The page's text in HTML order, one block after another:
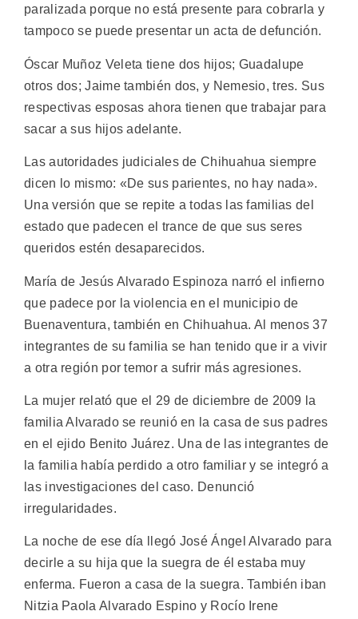
paralizada porque no está presente para cobrarla y
tampoco se puede presentar un acta de defunción.
Óscar Muñoz Veleta tiene dos hijos; Guadalupe
otros dos; Jaime también dos, y Nemesio, tres. Sus
respectivas esposas ahora tienen que trabajar para
sacar a sus hijos adelante.
Las autoridades judiciales de Chihuahua siempre
dicen lo mismo: «De sus parientes, no hay nada».
Una versión que se repite a todas las familias del
estado que padecen el trance de que sus seres
queridos estén desaparecidos.
María de Jesús Alvarado Espinoza narró el infierno
que padece por la violencia en el municipio de
Buenaventura, también en Chihuahua. Al menos 37
integrantes de su familia se han tenido que ir a vivir
a otra región por temor a sufrir más agresiones.
La mujer relató que el 29 de diciembre de 2009 la
familia Alvarado se reunió en la casa de sus padres
en el ejido Benito Juárez. Una de las integrantes de
la familia había perdido a otro familiar y se integró a
las investigaciones del caso. Denunció
irregularidades.
La noche de ese día llegó José Ángel Alvarado para
decirle a su hija que la suegra de él estaba muy
enferma. Fueron a casa de la suegra. También iban
Nitzia Paola Alvarado Espino y Rocío Irene